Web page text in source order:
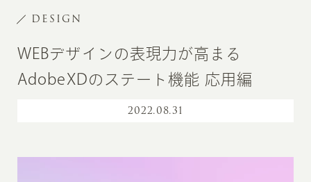
DESIGN
WEBデザインの表現力が高まる
AdobeXDのステート機能 応用編
2022.08.31